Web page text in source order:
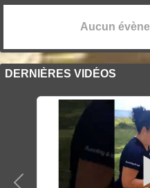
Aucun
DERNIÈRES VIDÉOS